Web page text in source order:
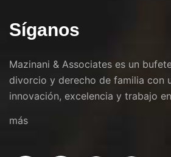
Síganos
Mazinani & Associates es un
divorcio y derecho de familia con
innovación, excelencia y trabajo
más